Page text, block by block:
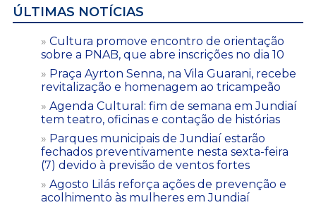
ÚLTIMAS NOTÍCIAS
Cultura promove encontro de orientação
sobre a PNAB, que abre inscrições no dia 10
Praça Ayrton Senna, na Vila Guarani, recebe
revitalização e homenagem ao tricampeão
Agenda Cultural: fim de semana em Jundiaí
tem teatro, oficinas e contação de histórias
Parques municipais de Jundiaí estarão
fechados preventivamente nesta sexta-feira
(7) devido à previsão de ventos fortes
Agosto Lilás reforça ações de prevenção e
acolhimento às mulheres em Jundiaí